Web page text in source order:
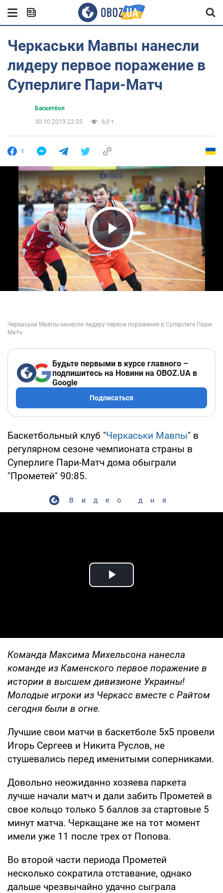
Черкаськи Мавпы нанесли
лидеру первое поражение в
Суперлиге Пари-Матч
Баскетбол
30.10.2019 22:35
6,0 т.
1
Play Video
Будьте первыми в курсе главного –
подпишитесь на Новини на OBOZ.UA в
Google
Подписаться
Баскетбольный клуб "Черкаськи Мавпы" в
регулярном сезоне чемпионата страны в
Суперлиге Пари-Матч дома обыграли
"Прометей" 90:85.
Видео дня
Play Video
Команда Максима Михельсона нанесла
команде из Каменского первое поражение в
истории в высшем дивизионе Украины!
Молодые игроки из Черкасс вместе с Райтом
сегодня были в огне.
Лучшие свои матчи в баскетболе 5х5 провели
Игорь Сергеев и Никита Руслов, не
стушевались перед именитыми соперниками.
Довольно неожиданно хозяева паркета
лучше начали матч и дали забить Прометей в
свое кольцо только 5 баллов за стартовые 5
минут матча. Черкащане же на тот момент
имели уже 11 после трех от Попова.
Во второй части периода Прометей
несколько сократила отставание, однако
дальше чрезвычайно удачно сыграла